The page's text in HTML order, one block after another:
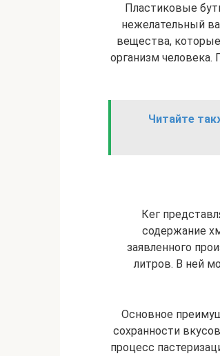
Пластиковые
нежелательный
вещества,
организм
Читайте
Кег
содержание
заявленного
литров. В ней
Основное
сохранности
процесс